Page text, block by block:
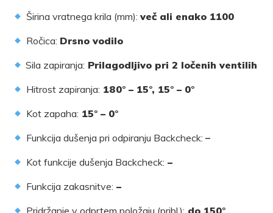
Širina vratnega krila (mm):več ali enako 1100
Ročica: Drsno vodilo
Sila zapiranja: Prilagodljivo pri 2 ločenih ventilih
Hitrost zapiranja: 180° – 15°, 15° – 0°
Kot zapaha: 15° – 0°
Funkcija dušenja pri odpiranju Backcheck: –
Kot funkcije dušenja Backcheck: –
Funkcija zakasnitve: –